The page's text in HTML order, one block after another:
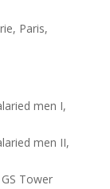
Paris,
men I,
men II,
Tower